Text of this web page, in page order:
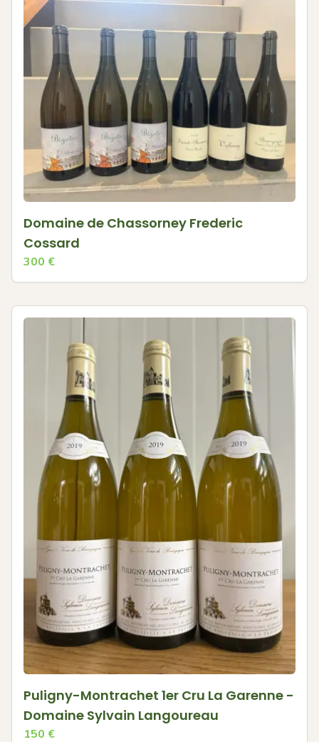
Domaine de Chassorney Frederic
Cossard
300 €
Puligny-Montrachet 1er Cru La Garenne -
Domaine Sylvain Langoureau
150 €